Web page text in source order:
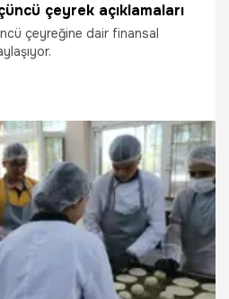
çeyrek açıklamaları
çeyreğine dair finansal